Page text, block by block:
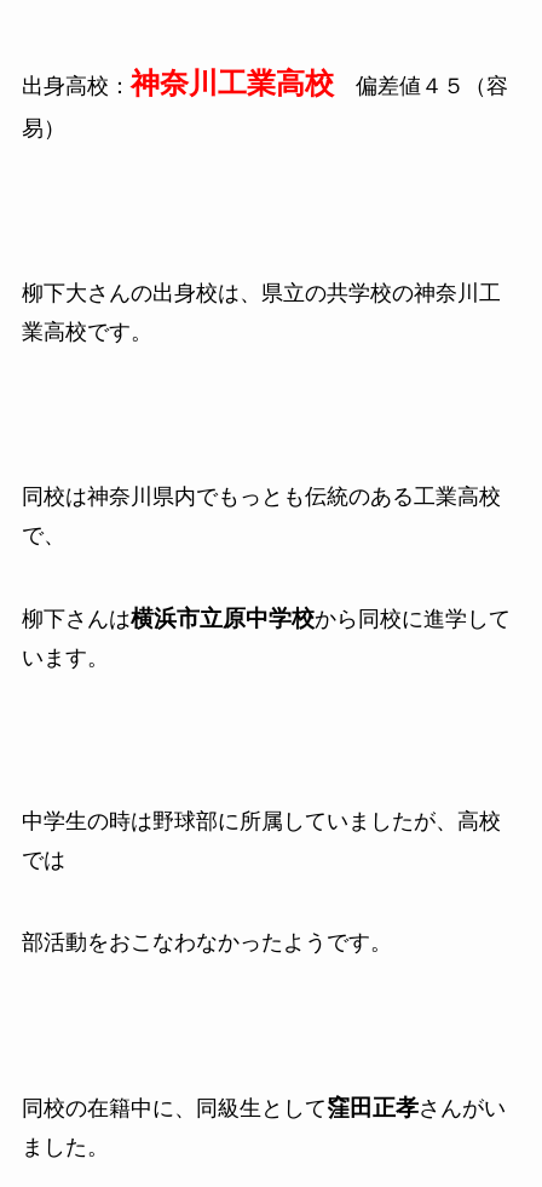
出身高校：神奈川工業高校偏差値４５（容
易）
柳下大さんの出身校は、県立の共学校の神奈川工
業高校です。
同校は神奈川県内でもっとも伝統のある工業高校
で、
柳下さんは横浜市立原中学校から同校に進学して
います。
中学生の時は野球部に所属していましたが、高校
では
部活動をおこなわなかったようです。
同校の在籍中に、同級生として窪田正孝さんがい
ました。